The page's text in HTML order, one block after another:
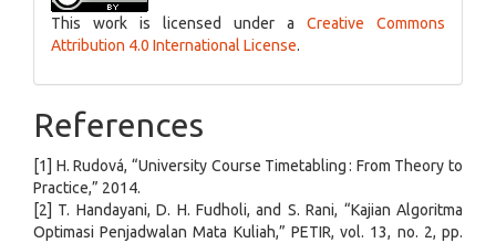
This work is licensed under a Creative Commons
Attribution 4.0 International License.
References
[1] H. Rudová, “University Course Timetabling : From Theory to
Practice,” 2014.
[2] T. Handayani, D. H. Fudholi, and S. Rani, “Kajian Algoritma
Optimasi Penjadwalan Mata Kuliah,” PETIR, vol. 13, no. 2, pp.